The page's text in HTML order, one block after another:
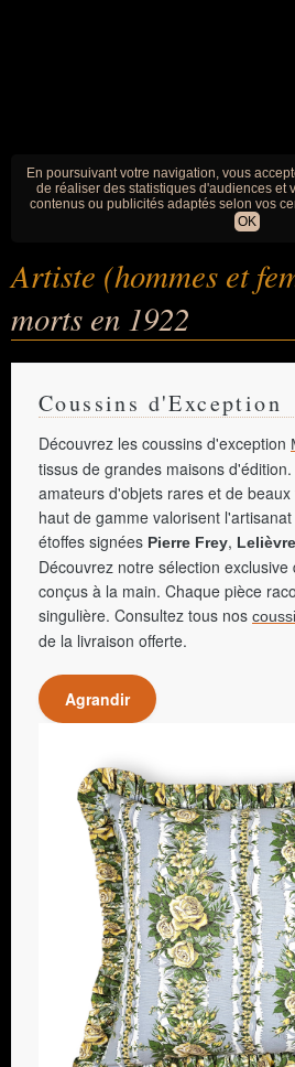
En poursuivant votre navigation, vous
de réaliser des statistiques d'audiences et
contenus ou publicités adaptés selon vos
OK
Artiste (hommes et
morts en 1922
Coussins d'Exception
Découvrez les coussins d'exception
tissus de grandes maisons
amateurs d'objets rares et de
haut de gamme valorisent
étoffes signées Pierre Frey, Lelièvre
Découvrez notre sélection
conçus à la main. Chaque pièce
singulière. Consultez tous nos
de la livraison offerte.
Agrandir